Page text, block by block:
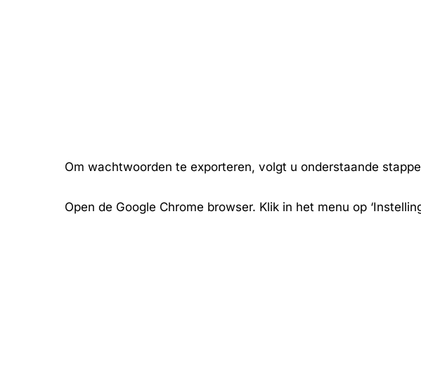
Om wachtwoorden te exporteren, volgt u onderstaande
Open de Google Chrome browser. Klik in het menu op